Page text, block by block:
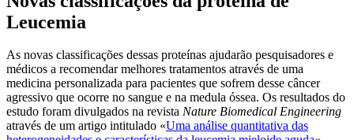
Leucemia
As novas classificações dessas proteínas ajudarão pesquisadores e
médicos a recomendar melhores tratamentos através de uma
medicina personalizada para pacientes que sofrem desse câncer
agressivo que ocorre no sangue e na medula óssea. Os resultados do
estudo foram divulgados na revista Nature Biomedical Engineering
através de um artigo intitulado «Uma análise quantitativa das